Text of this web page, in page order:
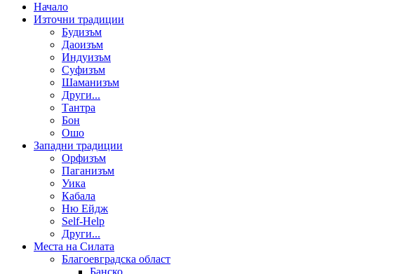
Начало
Източни традиции
Будизъм
Даоизъм
Индуизъм
Суфизъм
Шаманизъм
Други...
Тантра
Бон
Ошо
Западни традиции
Орфизъм
Паганизъм
Уика
Кабала
Ню Ейдж
Self-Help
Други...
Места на Силата
Благоевградска област
Банско